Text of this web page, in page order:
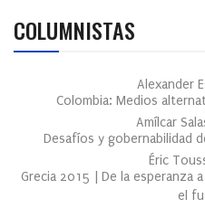
COLUMNISTAS
Alexander
Colombia: Medios
Amílcar
Desafíos y gobernabilidad
Éric
Grecia 2015 | De la esperanza
el